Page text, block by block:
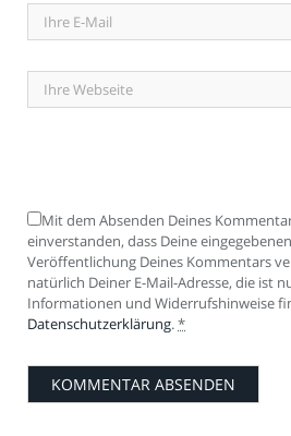
Mit dem Absenden Deines
einverstanden, dass Deine
Veröffentlichung Deines Kommentars
natürlich Deiner E-Mail-Adresse, die ist
Informationen und Widerrufshinweise
Datenschutzerklärung.*